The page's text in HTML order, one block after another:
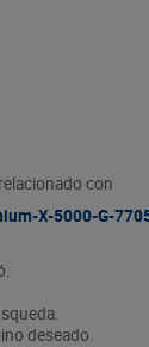
con
X-5000-G-
deseado.